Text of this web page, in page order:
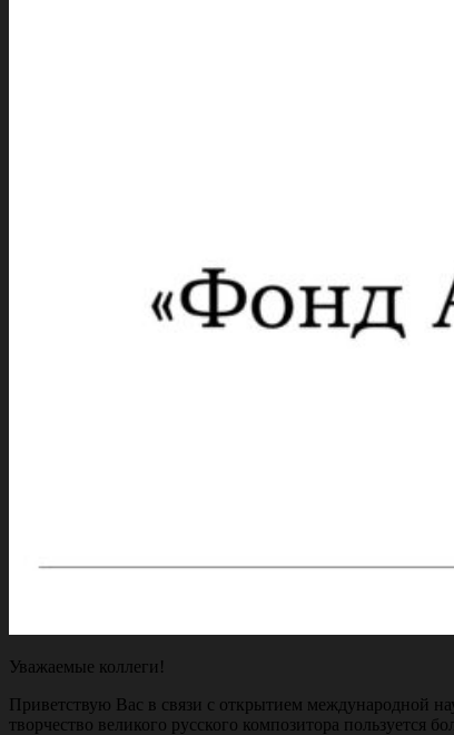
Уважаемые коллеги!
Приветствую Вас в связи с открытием международной
творчество великого русского композитора пользуется